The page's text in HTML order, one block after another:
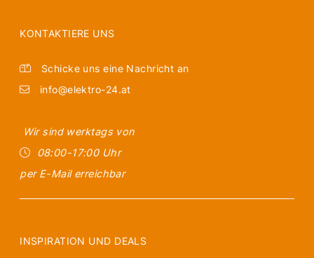
KONTAKTIERE UNS
Schicke uns eine Nachricht an
info@elektro-24.at
Wir sind werktags von
08:00-17:00 Uhr
per E-Mail erreichbar
INSPIRATION UND DEALS